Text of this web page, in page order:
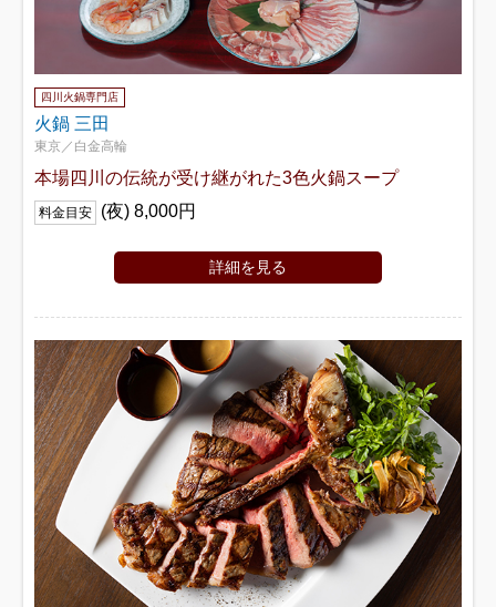
四川火鍋専門店
火鍋 三田
東京／白金高輪
本場四川の伝統が受け継がれた3色火鍋スープ
料金目安 (夜) 8,000円
詳細を見る